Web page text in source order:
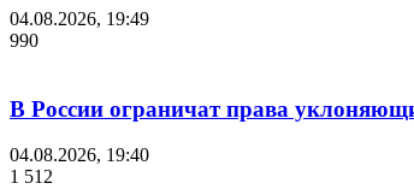
04.08.2026, 19:49
990
В России ограничат права
04.08.2026, 19:40
1 512